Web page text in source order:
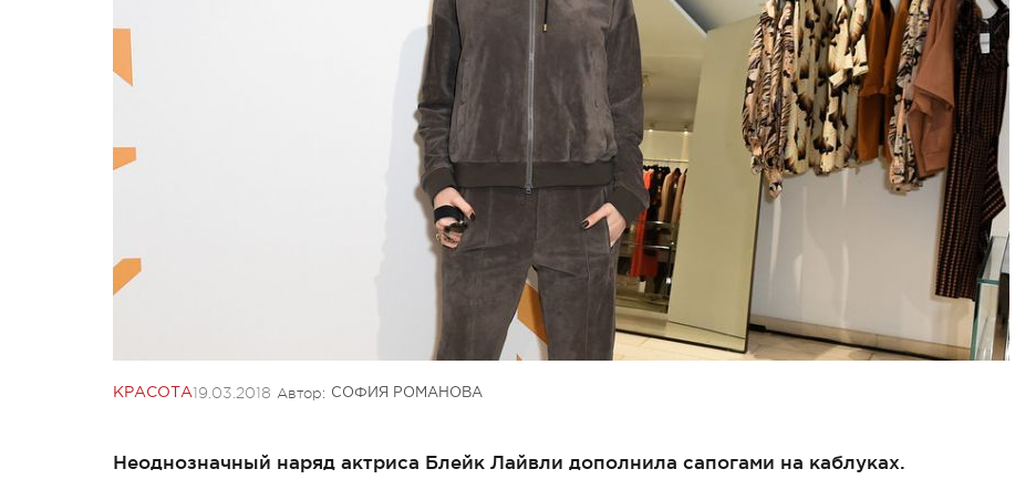
КРАСОТА19.03.2018 Автор: СОФИЯ РОМАНОВА
Неоднозначный наряд актриса Блейк Лайвли дополнила сапогами на каблуках.